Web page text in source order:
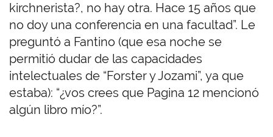
kirchnerista?, no hay otra. Hace 15 años que
no doy una conferencia en una facultad”. Le
preguntó a Fantino (que esa noche se
permitió dudar de las capacidades
intelectuales de “Forster y Jozami”, ya que
estaba): “¿vos crees que Pagina 12 mencionó
algún libro mío?”.